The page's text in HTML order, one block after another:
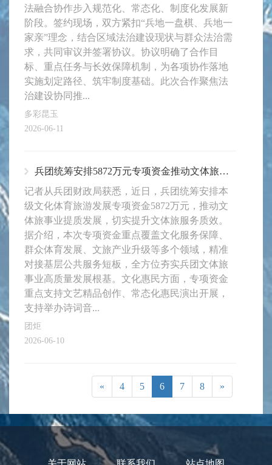
法融合协作步入规范化、常态化、制度化发展新
阶段。签约现场，双方紧扣“兵地一盘棋、兵地一
家亲”理念，结合区域法治建设现状与群众法治需
求，共同审议并签署协议。协议明确了合作目
标、重点任务与长效保障机制，为各项协作落地
实施划定路径、筑牢制度基础。此次合作聚焦法
治建设协同推...
多彩昆玉
2026-06-11
兵团统筹安排5872万元专项资金推动文体旅事业提质发展
记者从兵团财政局获悉，近日，兵团统筹安排本
级文化体育旅游发展专项资金5872万元，推动文
体旅事业提质发展，切实提升文体旅服务质效。
据介绍，本次专项资金重点覆盖文化服务保障、
群众体育发展、文旅产业升级等多个领域，精准
对接基层公共服务短板，全方位夯实兵团文体旅
事业高质量发展根基。文化惠民方面，专项资金
重点支持文艺精品创作、常态化惠民演出开展，
支持举办诗词音...
团炬
2026-06-10
« 4 5 6 7 8 »